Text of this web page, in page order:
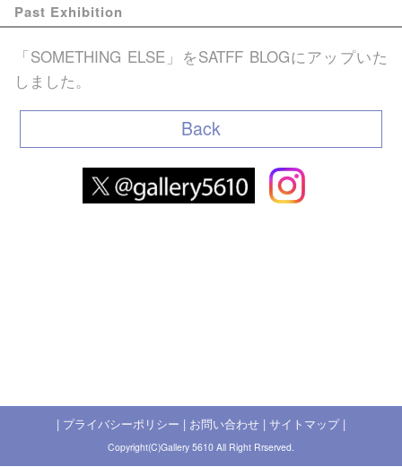
Past Exhibition
「SOMETHING ELSE」をSATFF BLOGにアップいた
しました。
Back
| プライバシーポリシー | お問い合わせ | サイトマップ |
Copyright(C)Gallery 5610 All Right Rrserved.